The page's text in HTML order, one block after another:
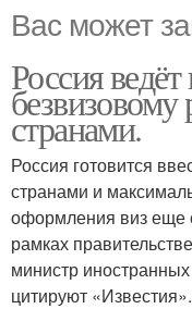
Вас может
Россия
странами.
Россия готовится
странами и
оформления виз еще
рамках
министр
цитируют «Известия».